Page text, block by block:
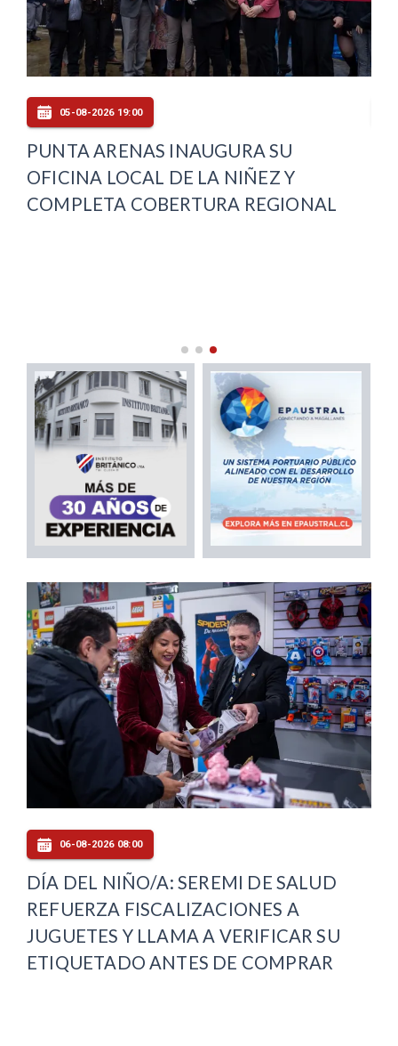
05-08-2026 19:00
PUNTA ARENAS INAUGURA SU
OFICINA LOCAL DE LA NIÑEZ Y
COMPLETA COBERTURA REGIONAL
06-08-2026 08:00
DÍA DEL NIÑO/A: SEREMI DE SALUD
REFUERZA FISCALIZACIONES A
JUGUETES Y LLAMA A VERIFICAR SU
ETIQUETADO ANTES DE COMPRAR